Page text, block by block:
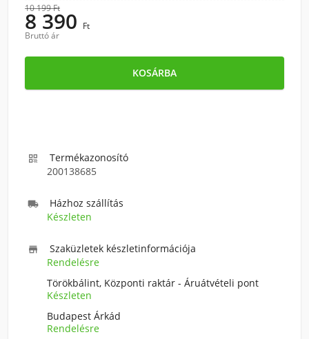
10 199 Ft
8 390 Ft
Bruttó ár
KOSÁRBA

Termékazonosító
200138685

Házhoz szállítás
Készleten

Szaküzletek készletinformációja
Rendelésre
Törökbálint, Központi raktár - Áruátvételi pont
Készleten
Budapest Árkád
Rendelésre